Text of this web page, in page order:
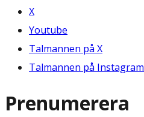
X
Youtube
Talmannen på X
Talmannen på Instagram
Prenumerera